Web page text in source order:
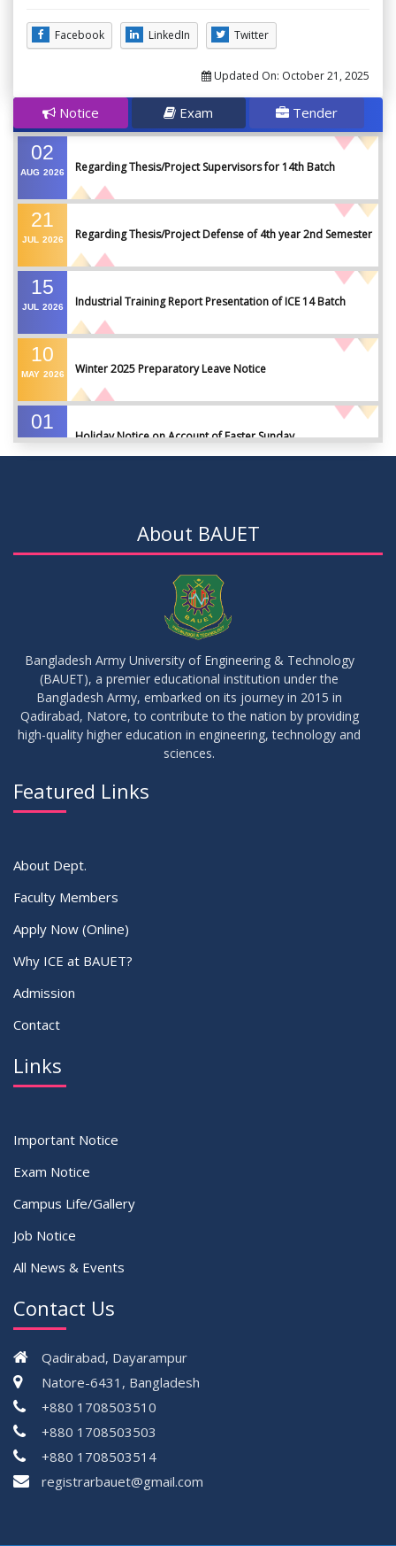
Facebook LinkedIn Twitter
Updated On: October 21, 2025
Notice Exam Tender
02
AUG 2026 Regarding Thesis/Project Supervisors for 14th Batch
21
JUL 2026 Regarding Thesis/Project Defense of 4th year 2nd Semester
15
JUL 2026 Industrial Training Report Presentation of ICE 14 Batch
10
MAY 2026 Winter 2025 Preparatory Leave Notice
01
Holiday Notice on Account of Easter Sunday
01
Regarding Course Coordinators
03
FEB 2026 Regarding Project/Thesis ICE 13th Batch
About BAUET
Bangladesh Army University of Engineering & Technology
(BAUET), a premier educational institution under the
Bangladesh Army, embarked on its journey in 2015 in
Qadirabad, Natore, to contribute to the nation by providing
high-quality higher education in engineering, technology and
sciences.
Featured Links
About Dept.
Faculty Members
Apply Now (Online)
Why ICE at BAUET?
Admission
Contact
Links
Important Notice
Exam Notice
Campus Life/Gallery
Job Notice
All News & Events
Contact Us
Qadirabad, Dayarampur
Natore-6431, Bangladesh
+880 1708503510
+880 1708503503
+880 1708503514
registrarbauet@gmail.com